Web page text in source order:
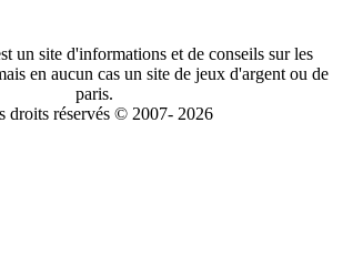
un site d'informations et de conseils sur les
en aucun cas un site de jeux d'argent ou de
paris.
droits réservés © 2007- 2026